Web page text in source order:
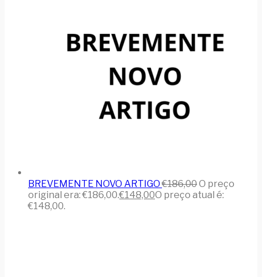
BREVEMENTE NOVO ARTIGO €186,00O preço
original era: €186,00.€148,00O preço atual é:
€148,00.